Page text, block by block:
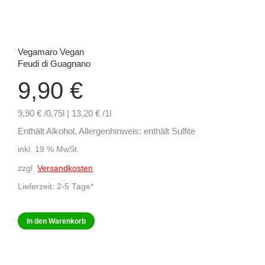
Vegamaro Vegan
Feudi di Guagnano
9,90 €
9,90 € /0,75l | 13,20 € /1l
Enthält Alkohol, Allergenhinweis: enthält Sulfite
inkl. 19 % MwSt.
zzgl. Versandkosten
Lieferzeit: 2-5 Tage*
In den Warenkorb